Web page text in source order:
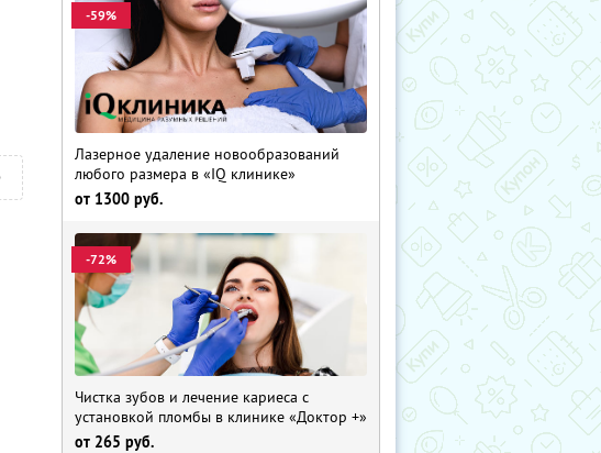
-59%
Лазерное удаление новообразований
любого размера в «IQ клинике»
от 1300 руб.
-72%
Чистка зубов и лечение кариеса с
установкой пломбы в клинике «Доктор +»
от 265 руб.